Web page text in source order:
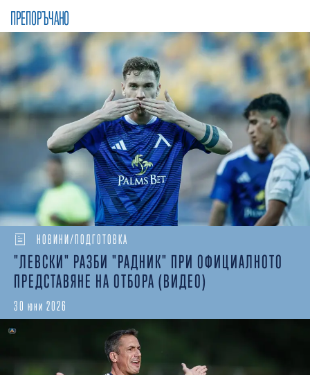
ПРЕПОРЪЧАНО
НОВИНИ/ПОДГОТОВКА
"ЛЕВСКИ" РАЗБИ "РАДНИК" ПРИ ОФИЦИАЛНОТО
ПРЕДСТАВЯНЕ НА ОТБОРА (ВИДЕО)
30 юни 2026